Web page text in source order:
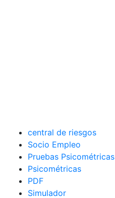
central de riesgos
Socio Empleo
Pruebas Psicométricas
Psicométricas
PDF
Simulador